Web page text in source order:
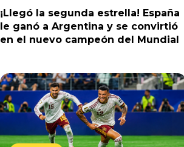
¡Llegó la segunda estrella! España
le ganó a Argentina y se convirtió
en el nuevo campeón del Mundial